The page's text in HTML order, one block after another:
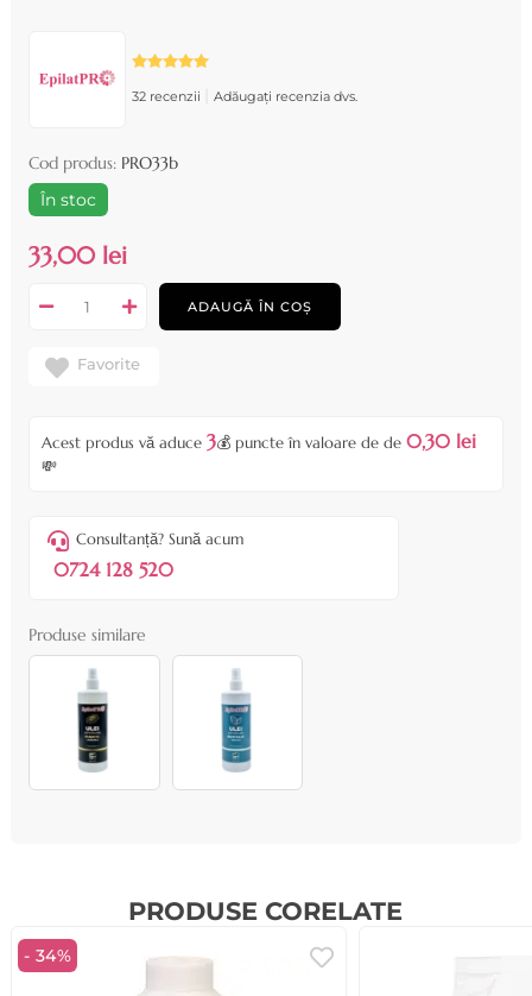
32 recenzii Adăugați recenzia dvs.
Cod produs: PRO33b
În stoc
33,00 lei
ADAUGĂ ÎN COȘ
Favorite
Acest produs vă aduce 3💰 puncte în valoare de de 0,30 lei
💸
Consultanță? Sună acum
0724 128 520
Produse similare
PRODUSE CORELATE
- 34%